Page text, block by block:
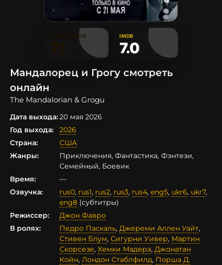
КИНОПОИСК IMDB
7.0
Мандалорец и Грогу смотреть
онлайн
The Mandalorian & Grogu
Дата выхода:20 мая 2026
Год выхода:
2026
Страна:
США
Жанры:
Приключения, Фантастика, Фэнтези,
Семейный, Боевик
Время:
—
Озвучка:
rus0, rus1, rus2, rus3, rus4, eng5, ukr6, ukr7,
eng8 (субтитры)
Режиссер:
Джон Фавро
В ролях:
Педро Паскаль, Джереми Аллен Уайт,
Стивен Блум, Сигурни Уивер, Мартин
Скорсезе, Хемки Мадера, Джонатан
Койн, Лондон Стаблфилд, Порша Д.